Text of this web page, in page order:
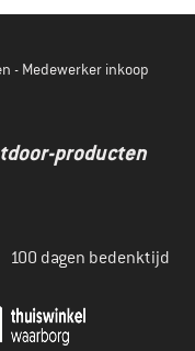
- Medewerker inkoop
producten
100 dagen bedenktijd